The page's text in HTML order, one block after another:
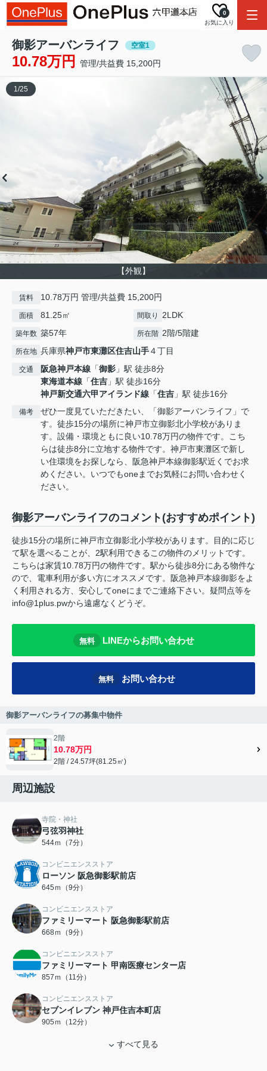
お気に入り
0
御影アーバンライフ 空室1
10.78万円 管理/共益費 15,200円
【外観】
1/25
賃料 10.78万円 管理/共益費 15,200円
面積 81.25㎡ 間取り 2LDK
築年数 築57年 所在階 2階/5階建
所在地 兵庫県神戸市東灘区住吉山手４丁目
交通 阪急神戸本線 「御影 」駅 徒歩8分
東海道本線 「住吉 」駅 徒歩16分
神戸新交通六甲アイランド線 「住吉 」駅 徒歩16分
備考
ぜひ一度見ていただきたい、「御影アーバンライフ」で
す。徒歩15分の場所に神戸市立御影北小学校がありま
す。設備・環境ともに良い10.78万円の物件です。こち
らは徒歩8分に立地する物件です。神戸市東灘区で新し
い住環境をお探しなら、阪急神戸本線御影駅近くでお求
めください。いつでもoneまでお気軽にお問い合わせく
ださい。
御影アーバンライフのコメント(おすすめポイント)
徒歩15分の場所に神戸市立御影北小学校があります。目的に応じ
て駅を選べることが、2駅利用できるこの物件のメリットです。
こちらは家賃10.78万円の物件です。駅から徒歩8分にある物件な
ので、電車利用が多い方にオススメです。阪急神戸本線御影をよ
く利用される方、安心してoneにまでご連絡下さい。疑問点等を
info@1plus.pwから遠慮なくどうぞ。
無料 LINEからお問い合わせ
無料 お問い合わせ
御影アーバンライフの募集中物件
2階
10.78万円
2階 / 24.57坪(81.25㎡)
周辺施設
寺院・神社
弓弦羽神社
544ｍ（7分）
コンビニエンスストア
ローソン 阪急御影駅前店
645ｍ（9分）
コンビニエンスストア
ファミリーマート 阪急御影駅前店
668ｍ（9分）
コンビニエンスストア
ファミリーマート 甲南医療センター店
857ｍ（11分）
コンビニエンスストア
セブンイレブン 神戸住吉本町店
905ｍ（12分）
すべて見る